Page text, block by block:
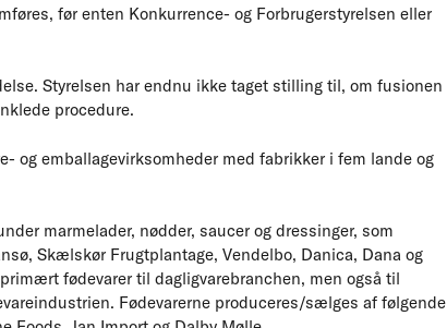
før enten Konkurrence- og Forbrugerstyrelsen eller
Styrelsen har endnu ikke taget stilling til, om fusionen
procedure.
og emballagevirksomheder med fabrikker i fem lande og
marmelader, nødder, saucer og dressinger, som
Skælskør Frugtplantage, Vendelbo, Danica, Dana og
fødevarer til dagligvarebranchen, men også til
Fødevarerne produceres/sælges af følgende